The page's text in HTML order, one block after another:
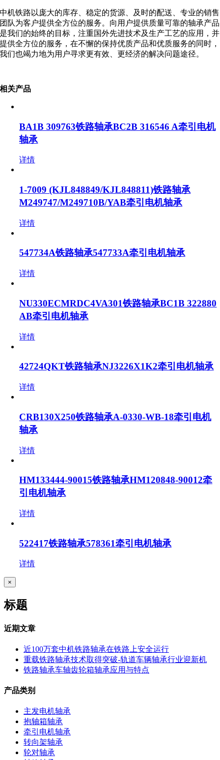
中机铁路以庞大的库存、稳定的货源、及时的配送、专业的销售
团队为客户提供全方位的服务。向用户提供质量可靠的轴承产品
是我们的始终的目标，注重国外先进技术及生产工艺的应用，并
提供全方位的服务，在不懈的保持优质产品和优质服务的同时，
我们也竭力地为用户寻求更有效、更经济的解决问题途径。
相关产品
BA1B 309763铁路轴承BC2B 316546 A牵引电机
轴承
详情
1-7009 (KJL848849/KJL848811)铁路轴承
M249747/M249710B/YAB牵引电机轴承
详情
547734A铁路轴承547733A牵引电机轴承
详情
NU330ECMRDC4VA301铁路轴承BC1B 322880
AB牵引电机轴承
详情
42724QKT铁路轴承NJ3226X1K2牵引电机轴承
详情
CRB130X250铁路轴承A-0330-WB-18牵引电机
轴承
详情
HM133444-90015铁路轴承HM120848-90012牵
引电机轴承
详情
522417铁路轴承578361牵引电机轴承
详情
关
产
品
速
×
标题
近期文章
近100万套中机铁路轴承在铁路上安全运行
重载铁路轴承技术取得突破-轨道车辆轴承行业迎新机
铁路轴承车轴齿轮箱轴承应用与特点
产品类别
主发电机轴承
抱轴箱轴承
牵引电机轴承
转向架轴承
轮对轴承